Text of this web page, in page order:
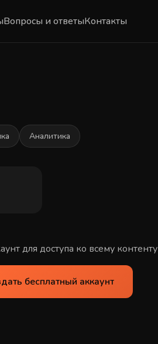
Вопросы и ответыКонтакты
Аналитика
для доступа ко всему контенту
бесплатный аккаунт